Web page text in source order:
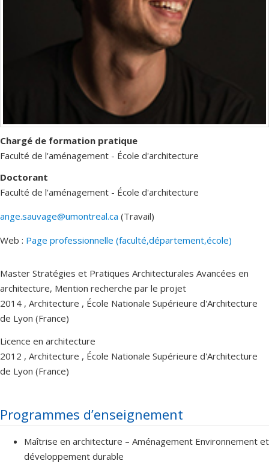
Chargé de formation pratique
Faculté de l'aménagement - École d'architecture
Doctorant
Faculté de l'aménagement - École d'architecture
ange.sauvage@umontreal.ca (Travail)
Web : Page professionnelle (faculté,département,école)
Master Stratégies et Pratiques Architecturales Avancées en
architecture, Mention recherche par le projet
2014 , Architecture , École Nationale Supérieure d'Architecture
de Lyon (France)
Licence en architecture
2012 , Architecture , École Nationale Supérieure d'Architecture
de Lyon (France)
Programmes d’enseignement
Maîtrise en architecture – Aménagement Environnement et
développement durable